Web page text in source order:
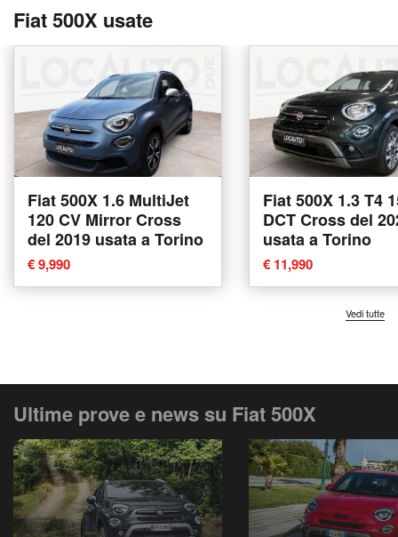
Fiat 500X usate
Fiat 500X 1.6 MultiJet
120 CV Mirror Cross
del 2019 usata a Torino
€ 9,990
Fiat 500X 1.3 T4
DCT Cross del
usata a Torino
€ 11,990
Vedi tutte
Ultime prove e news su Fiat 500X